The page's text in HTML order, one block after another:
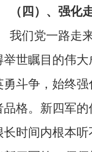
（四）、强化
我们党一路走
举世瞩目的伟
勇斗争，始终
品格。新四军
长时间内根本